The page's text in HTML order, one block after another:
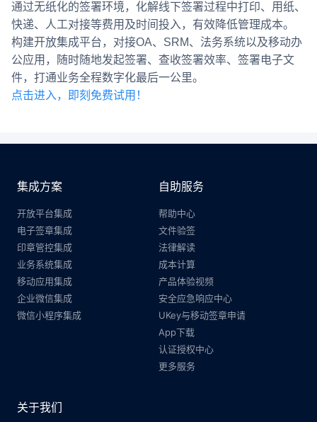
通过无纸化的签署环境，化解线下签署过程中打印、用纸、
快递、人工对接等费用及时间投入，有效降低管理成本。
构建开放集成平台，对接OA、SRM、法务系统以及移动办
公应用，随时随地发起签署、查收签署效率、签署电子文
件，打通业务全程数字化最后一公里。
点击进入，即刻免费试用！
集成方案
开放平台集成
电子签章集成
印章管控集成
业务系统集成
移动应用集成
企业微信集成
微信小程序集成
自助服务
帮助中心
文件验签
法律解读
成本计算
产品体验视频
安全应急响应中心
UKey与移动签章申请
App下载
认证授权中心
更多服务
关于我们